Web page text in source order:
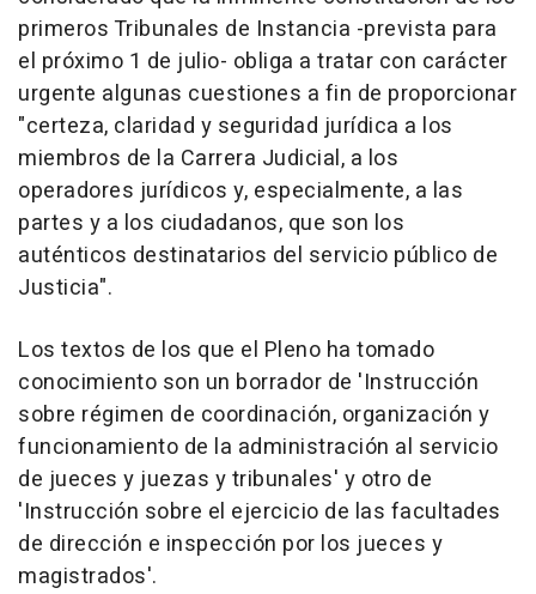
primeros Tribunales de Instancia -prevista para
el próximo 1 de julio- obliga a tratar con carácter
urgente algunas cuestiones a fin de proporcionar
"certeza, claridad y seguridad jurídica a los
miembros de la Carrera Judicial, a los
operadores jurídicos y, especialmente, a las
partes y a los ciudadanos, que son los
auténticos destinatarios del servicio público de
Justicia".
Los textos de los que el Pleno ha tomado
conocimiento son un borrador de 'Instrucción
sobre régimen de coordinación, organización y
funcionamiento de la administración al servicio
de jueces y juezas y tribunales' y otro de
'Instrucción sobre el ejercicio de las facultades
de dirección e inspección por los jueces y
magistrados'.